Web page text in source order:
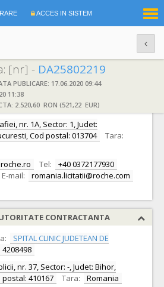
ACCES IN SISTEM
[nr] - DA25802219
PUBLICARE: 17.06.2020 09:44
11:38
2.520,60 RON (521,22 EUR)
S.R.L. CIF: 17551047
nr. 1A, Sector: 1, Judet:
Cod postal: 013704
Tara:
Tel:
+40 0372177930
E-mail: romania.licitatii@roche.com
CONTRACTANTA
SPITAL CLINIC JUDETEAN DE
4208498
nr. 37, Sector: -, Judet: Bihor,
410167
Tara:
Romania